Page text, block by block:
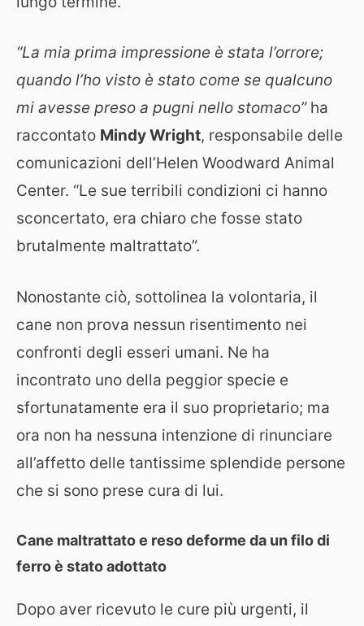
“La mia prima impressione è stata l’orrore;
quando l’ho visto è stato come se qualcuno
mi avesse preso a pugni nello stomaco”ha
raccontato Mindy Wright, responsabile delle
comunicazioni dell’Helen Woodward Animal
Center. “Le sue terribili condizioni ci hanno
sconcertato, era chiaro che fosse stato
brutalmente maltrattato”.
Nonostante ciò, sottolinea la volontaria, il
cane non prova nessun risentimento nei
confronti degli esseri umani. Ne ha
incontrato uno della peggior specie e
sfortunatamente era il suo proprietario; ma
ora non ha nessuna intenzione di rinunciare
all’affetto delle tantissime splendide persone
che si sono prese cura di lui.
Cane maltrattato e reso deforme da un filo di
ferro è stato adottato
Dopo aver ricevuto le cure più urgenti, il